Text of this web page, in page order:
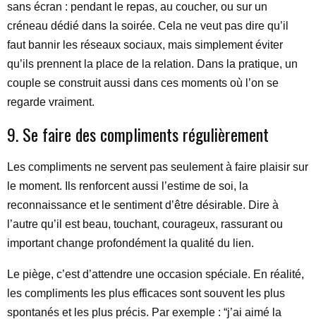
sans écran : pendant le repas, au coucher, ou sur un
créneau dédié dans la soirée. Cela ne veut pas dire qu’il
faut bannir les réseaux sociaux, mais simplement éviter
qu’ils prennent la place de la relation. Dans la pratique, un
couple se construit aussi dans ces moments où l’on se
regarde vraiment.
9. Se faire des compliments régulièrement
Les compliments ne servent pas seulement à faire plaisir sur
le moment. Ils renforcent aussi l’estime de soi, la
reconnaissance et le sentiment d’être désirable. Dire à
l’autre qu’il est beau, touchant, courageux, rassurant ou
important change profondément la qualité du lien.
Le piège, c’est d’attendre une occasion spéciale. En réalité,
les compliments les plus efficaces sont souvent les plus
spontanés et les plus précis. Par exemple : “j’ai aimé la